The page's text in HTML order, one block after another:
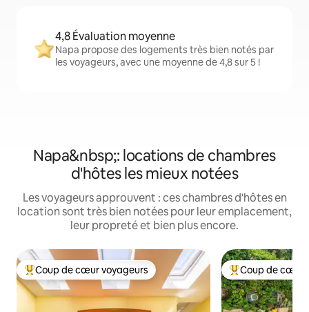
4,8 Évaluation moyenne
Napa propose des logements très bien notés par
les voyageurs, avec une moyenne de 4,8 sur 5 !
Napa&nbsp;: locations de chambres
d'hôtes les mieux notées
Les voyageurs approuvent : ces chambres d'hôtes en
location sont très bien notées pour leur emplacement,
leur propreté et bien plus encore.
Coups de cœur voyageurs les plus appréciés
Coup de cœur voyageurs Coups de cœur
Coup de cœur